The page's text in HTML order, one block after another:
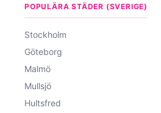
POPULÄRA STÄDER (SVERIGE)
Stockholm
Göteborg
Malmö
Mullsjö
Hultsfred